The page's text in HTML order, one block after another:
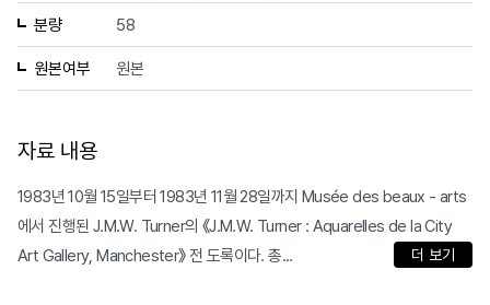
분량 58
원본여부 원본
자료 내용
1983년 10월 15일부터 1983년 11월 28일까지 Musée des beaux - arts
에서 진행된 J.M.W. Turner의 《J.M.W. Turner : Aquarelles de la City
Art Gallery, Manchester》 전 도록이다. 총...
더 보기